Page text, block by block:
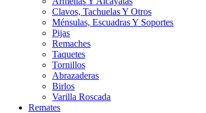
Clavos, Tachuelas Y Otros
Ménsulas, Escuadras Y Soportes
Pijas
Remaches
Taquetes
Tornillos
Abrazaderas
Birlos
Varilla Roscada
Remates